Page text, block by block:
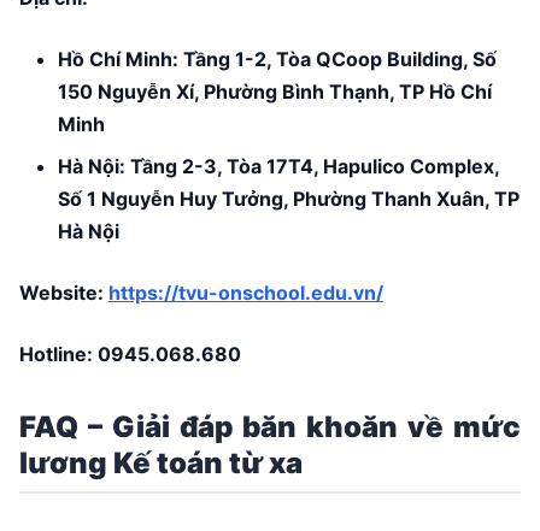
Hồ Chí Minh: Tầng 1-2, Tòa QCoop Building, Số
150 Nguyễn Xí, Phường Bình Thạnh, TP Hồ Chí
Minh
Hà Nội: Tầng 2-3, Tòa 17T4, Hapulico Complex,
Số 1 Nguyễn Huy Tưởng, Phường Thanh Xuân, TP
Hà Nội
Website: https://tvu-onschool.edu.vn/
Hotline: 0945.068.680
FAQ – Giải đáp băn khoăn về mức
lương Kế toán từ xa